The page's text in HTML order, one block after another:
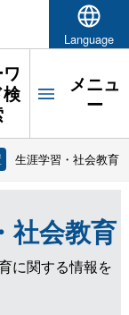
Language
メニュ
ー
生涯学習・社会教育
社会教育
に関する情報を